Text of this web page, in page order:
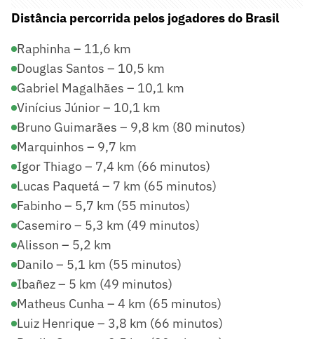
Distância percorrida pelos jogadores do Brasil
Raphinha – 11,6 km
Douglas Santos – 10,5 km
Gabriel Magalhães – 10,1 km
Vinícius Júnior – 10,1 km
Bruno Guimarães – 9,8 km (80 minutos)
Marquinhos – 9,7 km
Igor Thiago – 7,4 km (66 minutos)
Lucas Paquetá – 7 km (65 minutos)
Fabinho – 5,7 km (55 minutos)
Casemiro – 5,3 km (49 minutos)
Alisson – 5,2 km
Danilo – 5,1 km (55 minutos)
Ibañez – 5 km (49 minutos)
Matheus Cunha – 4 km (65 minutos)
Luiz Henrique – 3,8 km (66 minutos)